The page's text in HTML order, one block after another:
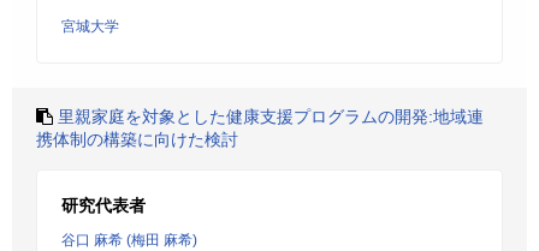
宮城大学
里親家庭を対象とした健康支援プログラムの開発:地域連
携体制の構築に向けた検討
研究代表者
谷口 麻希 (梅田 麻希)